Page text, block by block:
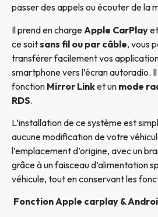
passer des appels ou écouter de la
Il prend en charge Apple CarPlayet
ce soitsans fil ou par câble, vous
transférer facilement vos
smartphone vers l’écran autoradio.
fonction Mirror Linket un mode
RDS.
L’installation de ce système est
aucune modification de votre
l’emplacement d’origine, avec un
grâce à un faisceau d’alimentation
véhicule, tout en conservant les
Fonction Apple carplay &